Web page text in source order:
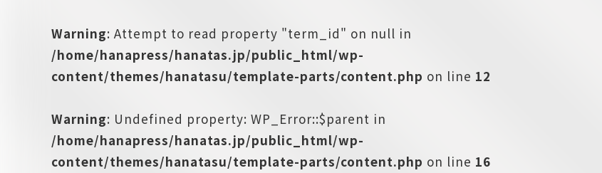
Warning: Attempt to read property "term_id" on null in
/home/hanapress/hanatas.jp/public_html/wp-
content/themes/hanatasu/template-parts/content.php on line 12
Warning: Undefined property: WP_Error::$parent in
/home/hanapress/hanatas.jp/public_html/wp-
content/themes/hanatasu/template-parts/content.php on line 16